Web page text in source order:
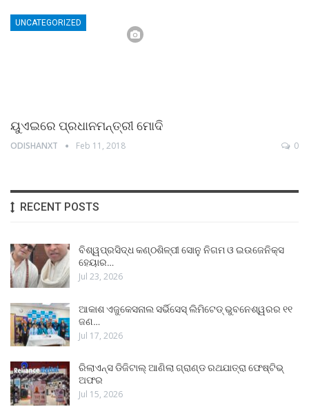
UNCATEGORIZED
ୟୁଏଇରେ ପ୍ରଧାନମନ୍ତ୍ରୀ ମୋଦି
ODISHANXT Feb 11, 2018 0
RECENT POSTS
ବିଶ୍ୱପ୍ରସିଦ୍ଧ କଣ୍ଠଶିଳ୍ପୀ ସୋନୁ ନିଗମ ଓ ଇଉଜେନିକ୍ସ
ହେୟାର…
Jul 23, 2026
ଆକାଶ ଏଜୁକେସନାଲ ସର୍ଭିସେସ୍ ଲିମିଟେଡ୍ ଭୁବନେଶ୍ୱରର ୧୧
ଜଣ…
Jul 17, 2026
ରିଲାଏନ୍ସ ଡିଜିଟାଲ୍ ଆଣିଲା ଗ୍ରାଣ୍ଡ ରଥଯାତ୍ରା ଫେଷ୍ଟିଭ୍
ଅଫର
Jul 15, 2026